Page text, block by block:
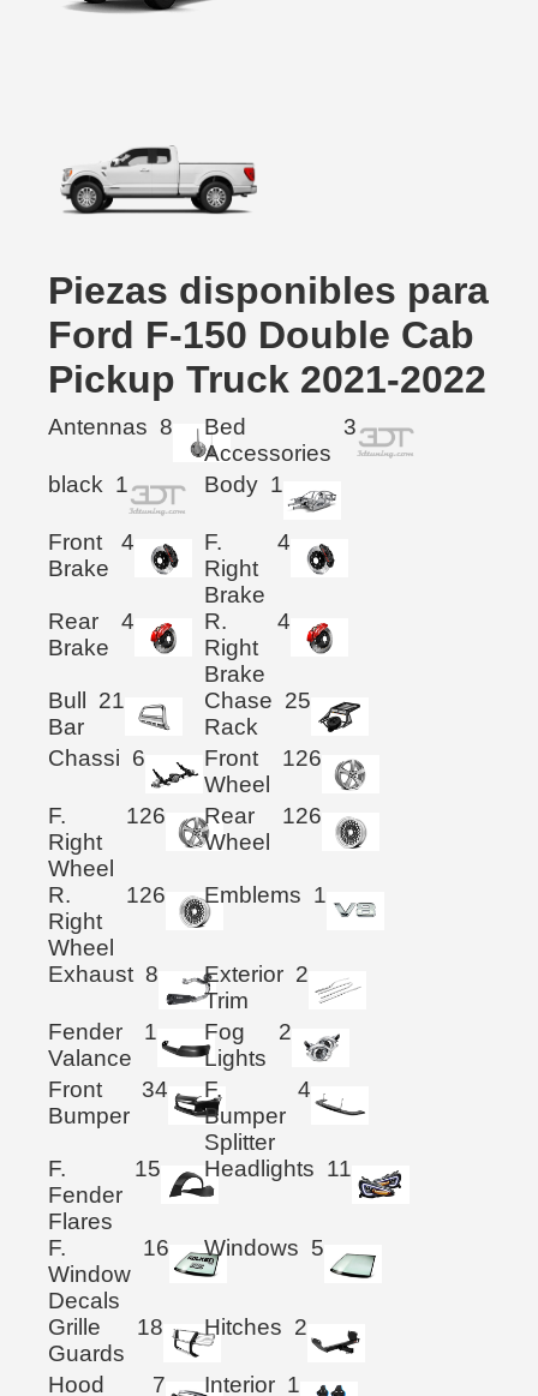
Piezas disponibles para
Ford F-150 Double Cab
Pickup Truck 2021-2022
Antennas 8
Bed
Accessories
3
black 1 Body 1
Front
Brake
4
F.
Right
Brake
4
Rear
Brake
4
R.
Right
Brake
4
Bull
Bar
21
Chase
Rack
25
Chassi 6
Front
Wheel
126
F.
Right
Wheel
126
Rear
Wheel
126
R.
Right
Wheel
126 Emblems 1
Exhaust 8
Exterior
Trim
2
Fender
Valance
1
Fog
Lights
2
Front
Bumper
34
F.
Bumper
Splitter
4
F.
Fender
Flares
15 Headlights 11
F.
Window
Decals
16 Windows 5
Grille
Guards
18 Hitches 2
Hood 7 Interior 1